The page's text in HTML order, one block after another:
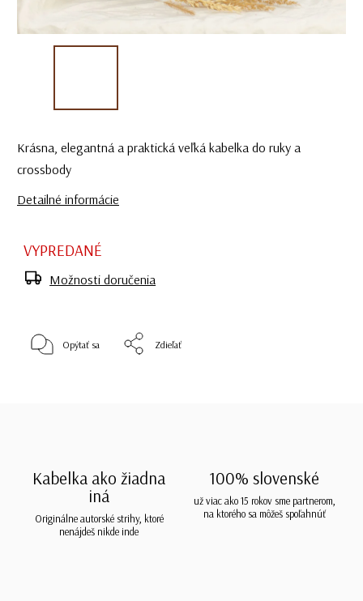
Krásna, elegantná a praktická veľká kabelka do ruky a
crossbody
Detailné informácie
VYPREDANÉ
Možnosti doručenia
Opýtať sa Zdieľať
Kabelka ako žiadna
iná
Originálne autorské strihy, ktoré
nenájdeš nikde inde
100% slovenské
už viac ako 15 rokov sme partnerom,
na ktorého sa môžeš spoľahnúť